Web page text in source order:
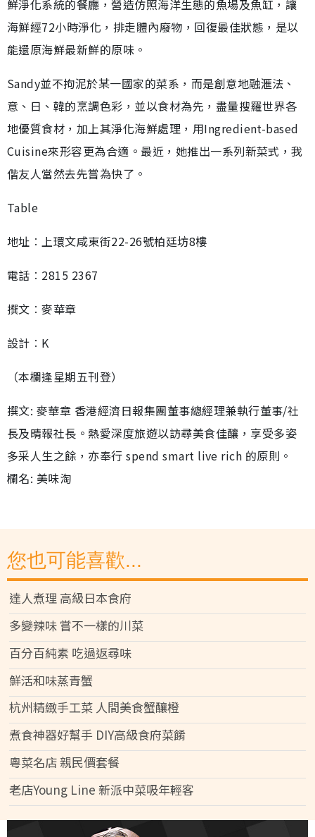
鮮淨化系統的餐廳，營造仿照海洋生態的魚場及魚缸，讓
海鮮經72小時淨化，排走體內廢物，回復最佳狀態，是以
能還原海鮮最新鮮的原味。
Sandy並不拘泥於某一國家的菜系，而是創意地融滙法、
意、日、韓的烹調色彩，並以食材為先，盡量搜羅世界各
地優質食材，加上其淨化海鮮處理，用Ingredient-based
Cuisine來形容更為合適。最近，她推出一系列新菜式，我
偕友人當然去先嘗為快了。
Table
地址︰上環文咸東街22-26號柏廷坊8樓
電話︰2815 2367
撰文︰麥華章
設計︰K
（本欄逢星期五刊登）
撰文: 麥華章 香港經濟日報集團董事總經理兼執行董事/社
長及晴報社長。熱愛深度旅遊以訪尋美食佳釀，享受多姿
多采人生之餘，亦奉行 spend smart live rich 的原則。
欄名: 美味淘
您也可能喜歡...
達人煮理 高級日本食府
多變辣味 嘗不一樣的川菜
百分百純素 吃過返尋味
鮮活和味蒸青蟹
杭州精緻手工菜 人間美食蟹釀橙
煮食神器好幫手 DIY高級食府菜餚
粵菜名店 親民價套餐
老店Young Line 新派中菜吸年輕客